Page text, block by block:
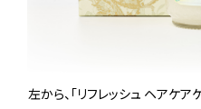
左から、「リフレッシュ ヘアケア